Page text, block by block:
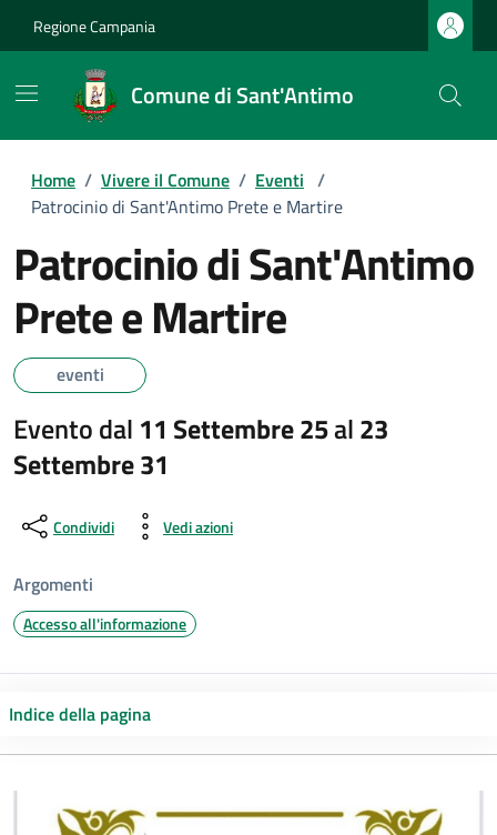
Regione Campania
Comune di Sant'Antimo
Home / Vivere il Comune / Eventi /
Patrocinio di Sant'Antimo Prete e Martire
Patrocinio di Sant'Antimo
Prete e Martire
eventi
Evento dal 11 Settembre 25al23
Settembre 31
Condividi Vedi azioni
Argomenti
Accesso all'informazione
Indice della pagina